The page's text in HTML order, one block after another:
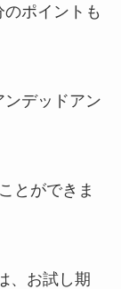
ポイントも
ンデッドアン
とができま
、お試し期